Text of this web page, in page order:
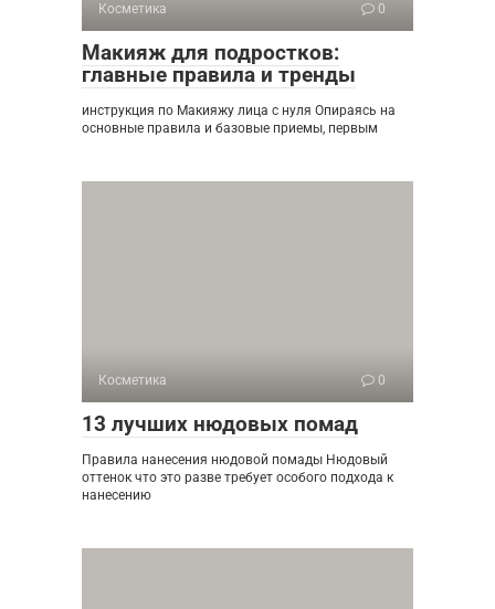
Косметика 0
Макияж для подростков:
главные правила и тренды
инструкция по Макияжу лица с нуля Опираясь на
основные правила и базовые приемы, первым
Косметика 0
13 лучших нюдовых помад
Правила нанесения нюдовой помады Нюдовый
оттенок что это разве требует особого подхода к
нанесению